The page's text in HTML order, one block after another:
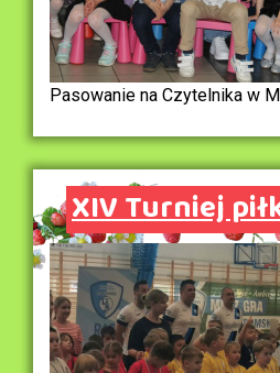
Pasowanie na Czytelnika w
XIV Turniej